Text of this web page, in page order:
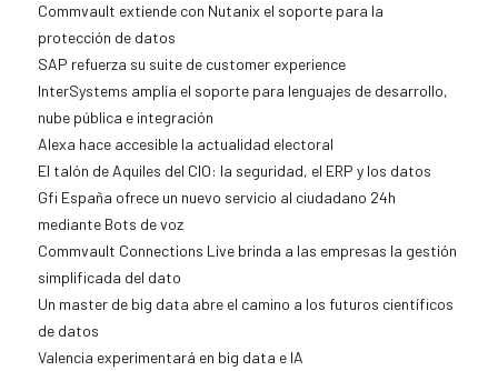
Commvault extiende con Nutanix el soporte para la
protección de datos
SAP refuerza su suite de customer experience
InterSystems amplía el soporte para lenguajes de desarrollo,
nube pública e integración
Alexa hace accesible la actualidad electoral
El talón de Aquiles del CIO: la seguridad, el ERP y los datos
Gfi España ofrece un nuevo servicio al ciudadano 24h
mediante Bots de voz
Commvault Connections Live brinda a las empresas la gestión
simplificada del dato
Un master de big data abre el camino a los futuros científicos
de datos
Valencia experimentará en big data e IA